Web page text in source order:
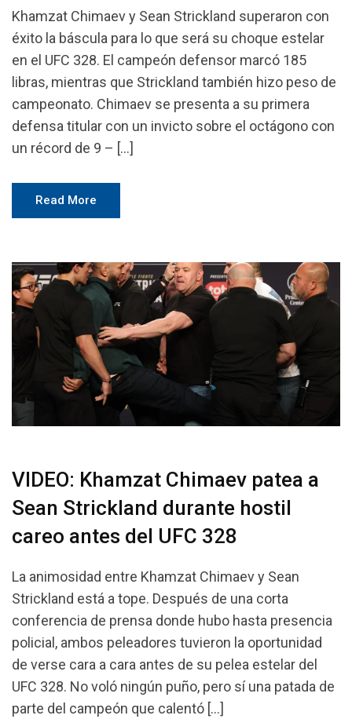
Khamzat Chimaev y Sean Strickland superaron con
éxito la báscula para lo que será su choque estelar
en el UFC 328. El campeón defensor marcó 185
libras, mientras que Strickland también hizo peso de
campeonato. Chimaev se presenta a su primera
defensa titular con un invicto sobre el octágono con
un récord de 9 – […]
Read More
VIDEO: Khamzat Chimaev patea a
Sean Strickland durante hostil
careo antes del UFC 328
La animosidad entre Khamzat Chimaev y Sean
Strickland está a tope. Después de una corta
conferencia de prensa donde hubo hasta presencia
policial, ambos peleadores tuvieron la oportunidad
de verse cara a cara antes de su pelea estelar del
UFC 328. No voló ningún puño, pero sí una patada de
parte del campeón que calentó […]